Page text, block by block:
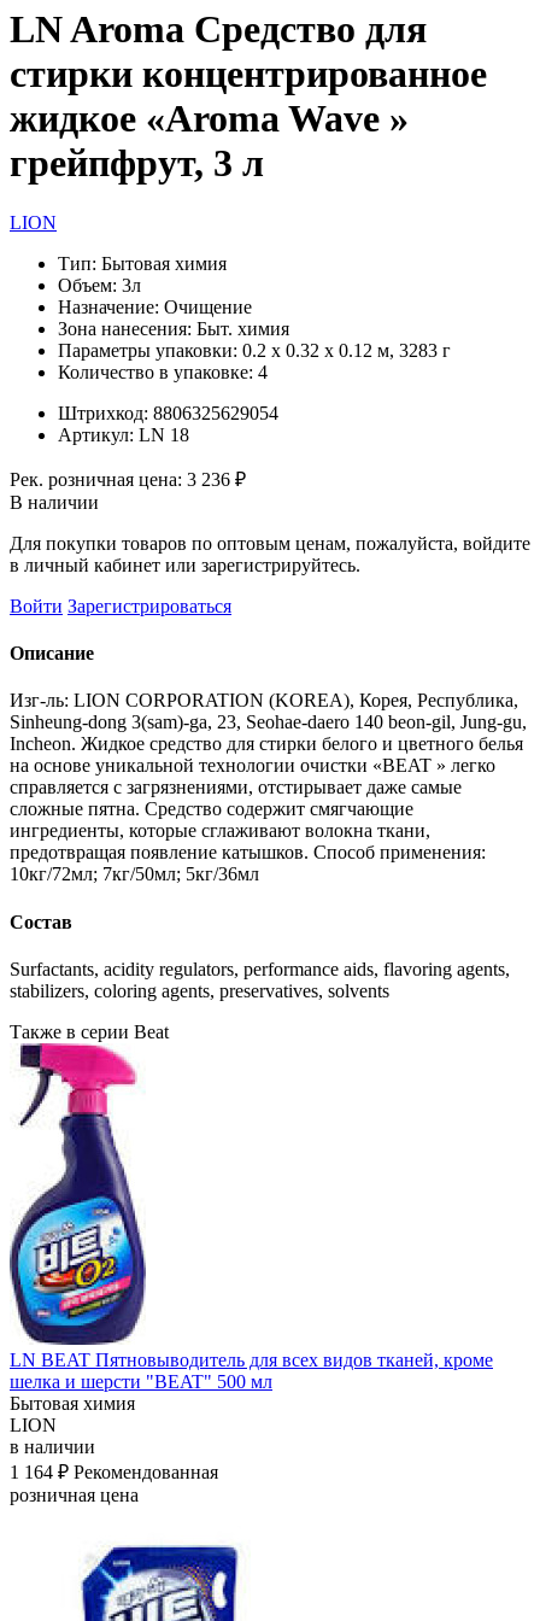
LN Aroma Средство для
стирки концентрированное
жидкое «Aroma Wave »
грейпфрут, 3 л
LION
Тип: Бытовая химия
Объем: 3л
Назначение: Очищение
Зона нанесения: Быт. химия
Параметры упаковки: 0.2 x 0.32 x 0.12 м, 3283 г
Количество в упаковке: 4
Штрихкод: 8806325629054
Артикул: LN 18
Рек. розничная цена: 3 236 ₽
В наличии
Для покупки товаров по оптовым ценам, пожалуйста, войдите
в личный кабинет или зарегистрируйтесь.
Войти Зарегистрироваться
Описание
Изг-ль: LION CORPORATION (KOREA), Корея, Республика,
Sinheung-dong 3(sam)-ga, 23, Seohae-daero 140 beon-gil, Jung-gu,
Incheon. Жидкое средство для стирки белого и цветного белья
на основе уникальной технологии очистки «BEAT » легко
справляется с загрязнениями, отстирывает даже самые
сложные пятна. Средство содержит смягчающие
ингредиенты, которые сглаживают волокна ткани,
предотвращая появление катышков. Способ применения:
10кг/72мл; 7кг/50мл; 5кг/36мл
Состав
Surfactants, acidity regulators, performance aids, flavoring agents,
stabilizers, coloring agents, preservatives, solvents
Также в серии Beat
LN BEAT Пятновыводитель для всех видов тканей, кроме
шелка и шерсти "BEAT" 500 мл
Бытовая химия
LION
в наличии
1 164 ₽ Рекомендованная
розничная цена